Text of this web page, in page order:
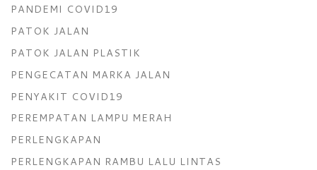
PANDEMI COVID19
PATOK JALAN
PATOK JALAN PLASTIK
PENGECATAN MARKA JALAN
PENYAKIT COVID19
PEREMPATAN LAMPU MERAH
PERLENGKAPAN
PERLENGKAPAN RAMBU LALU LINTAS